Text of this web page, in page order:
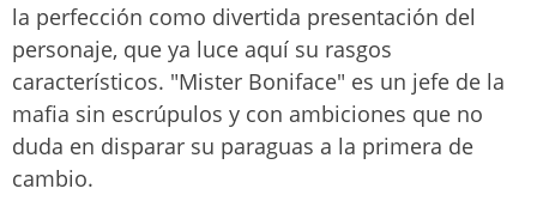
la perfección como divertida presentación del
personaje, que ya luce aquí su rasgos
característicos. "Mister Boniface" es un jefe de la
mafia sin escrúpulos y con ambiciones que no
duda en disparar su paraguas a la primera de
cambio.